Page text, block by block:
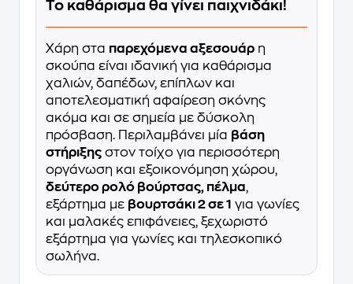
Το καθάρισμα θα γίνει παιχνιδάκι!
Χάρη στα παρεχόμενα αξεσουάρ η
σκούπα είναι ιδανική για καθάρισμα
χαλιών, δαπέδων, επίπλων και
αποτελεσματική αφαίρεση σκόνης
ακόμα και σε σημεία με δύσκολη
πρόσβαση. Περιλαμβάνει μία βάση
στήριξης στον τοίχο για περισσότερη
οργάνωση και εξοικονόμηση χώρου,
δεύτερο ρολό βούρτσας, πέλμα,
εξάρτημα με βουρτσάκι 2 σε 1 για γωνίες
και μαλακές επιφάνειες, ξεχωριστό
εξάρτημα για γωνίες και τηλεσκοπικό
σωλήνα.